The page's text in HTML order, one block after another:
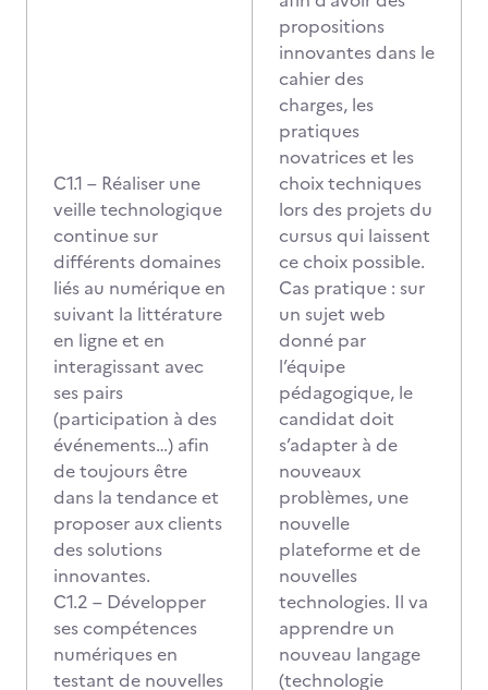
C1.1 – Réaliser une
veille technologique
continue sur
différents domaines
liés au numérique en
suivant la littérature
en ligne et en
interagissant avec
ses pairs
(participation à des
événements…) afin
de toujours être
dans la tendance et
proposer aux clients
des solutions
innovantes.
C1.2 – Développer
ses compétences
numériques en
testant de nouvelles
propositions
innovantes dans le
cahier des
charges, les
pratiques
novatrices et les
choix techniques
lors des projets du
cursus qui laissent
ce choix possible.
Cas pratique : sur
un sujet web
donné par
l’équipe
pédagogique, le
candidat doit
s’adapter à de
nouveaux
problèmes, une
nouvelle
plateforme et de
nouvelles
technologies. Il va
apprendre un
nouveau langage
(technologie